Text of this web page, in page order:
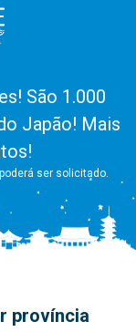
São 1.000
Japão! Mais
ser solicitado.
província